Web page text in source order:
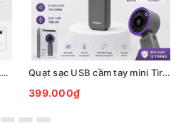
QUẠT TÍCH ĐIỆN TUẦN HOÀN ĐỂ BÀN TIROSS TS2285 Quạt sạc USB cầm tay mini Tiross TS3422
399.000₫